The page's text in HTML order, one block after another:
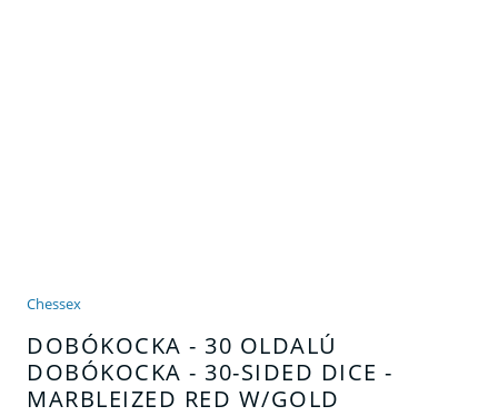
Chessex
DOBÓKOCKA - 30 OLDALÚ
DOBÓKOCKA - 30-SIDED DICE -
MARBLEIZED RED W/GOLD